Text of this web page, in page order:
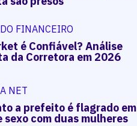
FINANCEIRO
é Confiável? Análise
da Corretora em 2026
NET
a prefeito é flagrado em
sexo com duas mulheres